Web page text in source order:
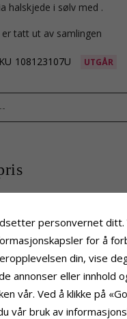
halskjede i sølv med .
er tatt ut av samlingen
108123107U UTGÅR
Blank
Leveringstid:
personvernet ditt.
for å
din, vise
annonser eller innhold
vår. Ved å klikke på
vår bruk av